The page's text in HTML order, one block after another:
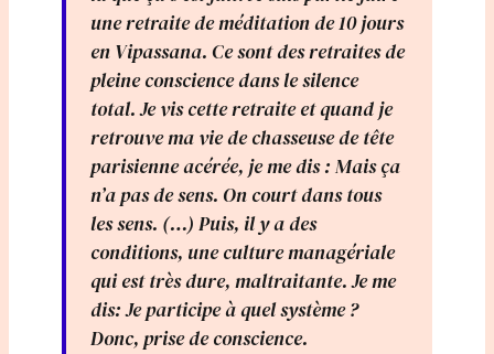
une retraite de méditation de 10 jours
en Vipassana. Ce sont des retraites de
pleine conscience dans le silence
total. Je vis cette retraite et quand je
retrouve ma vie de chasseuse de tête
parisienne acérée, je me dis : Mais ça
n’a pas de sens. On court dans tous
les sens. (…) Puis, il y a des
conditions, une culture managériale
qui est très dure, maltraitante. Je me
dis: Je participe à quel système ?
Donc, prise de conscience.